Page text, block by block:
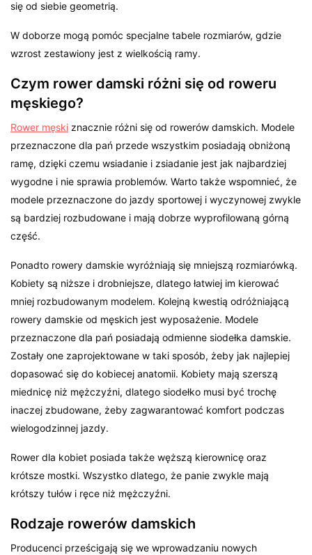
się od siebie geometrią.
W doborze mogą pomóc specjalne tabele rozmiarów, gdzie
wzrost zestawiony jest z wielkością ramy.
Czym rower damski różni się od roweru
męskiego?
Rower męski znacznie różni się od rowerów damskich. Modele
przeznaczone dla pań przede wszystkim posiadają obniżoną
ramę, dzięki czemu wsiadanie i zsiadanie jest jak najbardziej
wygodne i nie sprawia problemów. Warto także wspomnieć, że
modele przeznaczone do jazdy sportowej i wyczynowej zwykle
są bardziej rozbudowane i mają dobrze wyprofilowaną górną
część.
Ponadto rowery damskie wyróżniają się mniejszą rozmiarówką.
Kobiety są niższe i drobniejsze, dlatego łatwiej im kierować
mniej rozbudowanym modelem. Kolejną kwestią odróżniającą
rowery damskie od męskich jest wyposażenie. Modele
przeznaczone dla pań posiadają odmienne siodełka damskie.
Zostały one zaprojektowane w taki sposób, żeby jak najlepiej
dopasować się do kobiecej anatomii. Kobiety mają szerszą
miednicę niż mężczyźni, dlatego siodełko musi być trochę
inaczej zbudowane, żeby zagwarantować komfort podczas
wielogodzinnej jazdy.
Rower dla kobiet posiada także węższą kierownicę oraz
krótsze mostki. Wszystko dlatego, że panie zwykle mają
krótszy tułów i ręce niż mężczyźni.
Rodzaje rowerów damskich
Producenci prześcigają się we wprowadzaniu nowych